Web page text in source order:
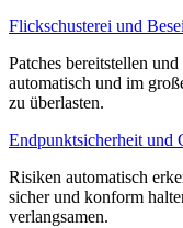
Flickschusterei und
Patches bereitstellen
automatisch und im
zu überlasten.
Endpunktsicherheit und
Risiken automatisch
sicher und konform
verlangsamen.